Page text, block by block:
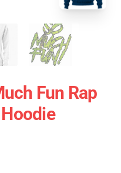
Fun Rap